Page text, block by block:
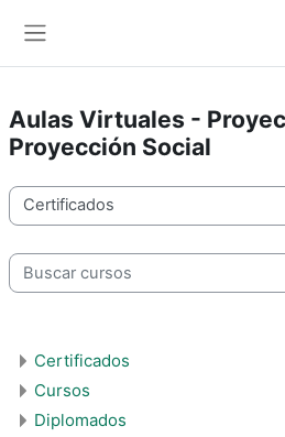
Aulas Virtuales -
Proyección Social
Categorías
Buscar cursos
Certificados
Cursos
Diplomados